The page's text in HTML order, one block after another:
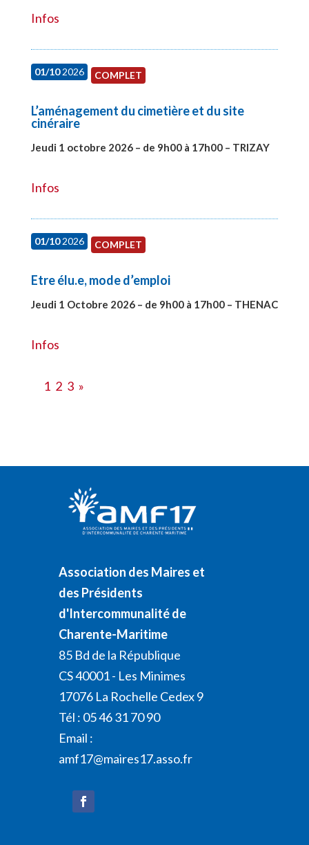
Infos
01/102026 COMPLET
L’aménagement du cimetière et du site
cinéraire
Jeudi 1 octobre 2026 – de 9h00 à 17h00 – TRIZAY
Infos
01/102026 COMPLET
Etre élu.e, mode d’emploi
Jeudi 1 Octobre 2026 – de 9h00 à 17h00 – THENAC
Infos
1 2 3 »
Association des Maires et
des Présidents
d'Intercommunalité de
Charente-Maritime
85 Bd de la République
CS 40001 - Les Minimes
17076 La Rochelle Cedex 9
Tél : 05 46 31 70 90
Email :
amf17@maires17.asso.fr